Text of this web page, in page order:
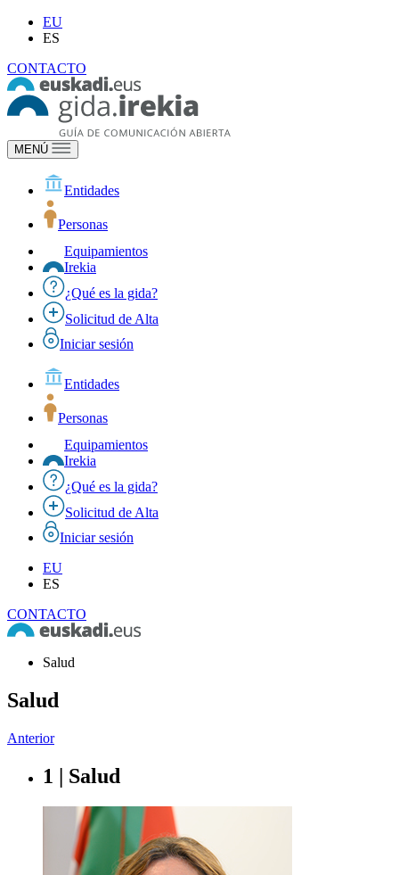
EU
ES
CONTACTO
MENÚ
Entidades
Personas
Equipamientos
Irekia
¿Qué es la gida?
Solicitud de Alta
Iniciar sesión
Entidades
Personas
Equipamientos
Irekia
¿Qué es la gida?
Solicitud de Alta
Iniciar sesión
EU
ES
CONTACTO
Salud
Salud
Anterior
1 | Salud